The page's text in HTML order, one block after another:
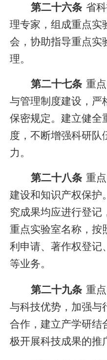
第二十六条 省
理专家，组成重点实
会，协助指导重点实
理。
第二十七条 重
与管理制度建设，严
保密规定。建立健全
度，不断增强科研队
力。
第二十八条 重
建设和知识产权保护
究成果均应进行登记
重点实验室名称，按
利申请、著作权登记
等业务。
第二十九条 重
与科技优势，加强与
合作，建立产学研结
极开展科技成果的推